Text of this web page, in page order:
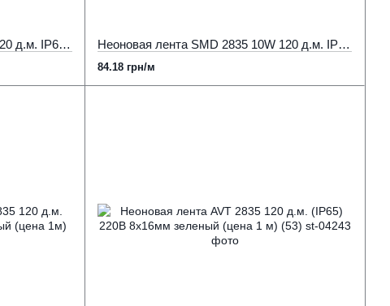
Неоновая лента SMD 2835 7W 120 д.м. IP65 220В 8х16мм белая холодная (цена 1м) 53 Неоновая лента SMD 2835 10W 120 д.м. IP68 220В 8х16мм светодиодная красная (цена 1м)
84.18 грн/м